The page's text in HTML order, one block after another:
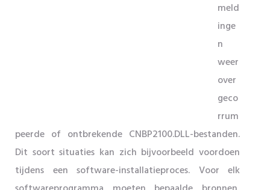
meld
inge
n
weer
over
geco
rrum
peerde of ontbrekende CNBP2100.DLL-bestanden.
Dit soort situaties kan zich bijvoorbeeld voordoen
tijdens een software-installatieproces. Voor elk